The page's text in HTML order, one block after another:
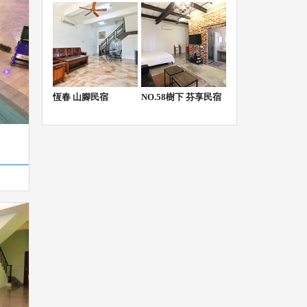
恆春 山腳民宿 NO.58樹下 芬享民宿